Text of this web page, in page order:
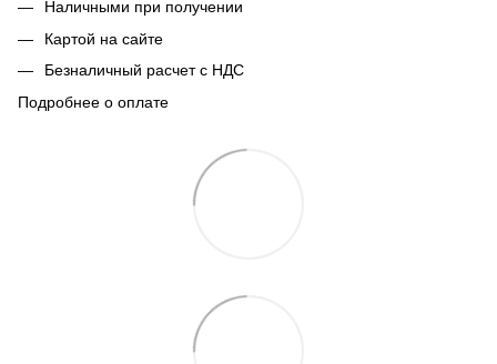
Наличными при получении
Картой на сайте
Безналичный расчет с НДС
Подробнее о оплате